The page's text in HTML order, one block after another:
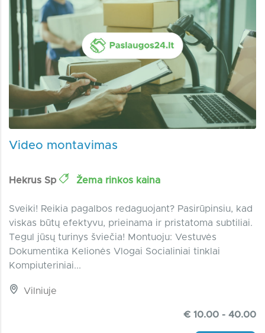
Video montavimas
Hekrus Sp Žema rinkos kaina
Sveiki! Reikia pagalbos redaguojant? Pasirūpinsiu, kad
viskas būtų efektyvu, prieinama ir pristatoma subtiliai.
Tegul jūsų turinys šviečia! Montuoju: Vestuvės
Dokumentika Kelionės Vlogai Socialiniai tinklai
Kompiuteriniai...
Vilniuje
€ 10.00 - 40.00